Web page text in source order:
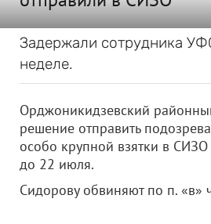
Задержали сотрудника
неделе.
Орджоникидзевский
решение отправить
особо крупной взятки в
до 22 июля.
Сидорову обвиняют по п. «в»